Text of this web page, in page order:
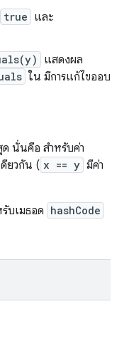
true และ
แสดงผล
ใน มีการแก้ไขออบ
นั่นคือ สำหรับค่า
ดียวกัน ( x == y มีค่า
บเมธอด hashCode